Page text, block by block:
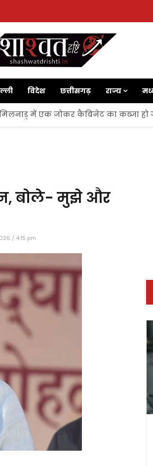
विदेश छत्तीसगढ़ राज्य
में एक जोकर कैबिनेट का कब्जा हो
बोले- मुझे और
/ 4:15 pm